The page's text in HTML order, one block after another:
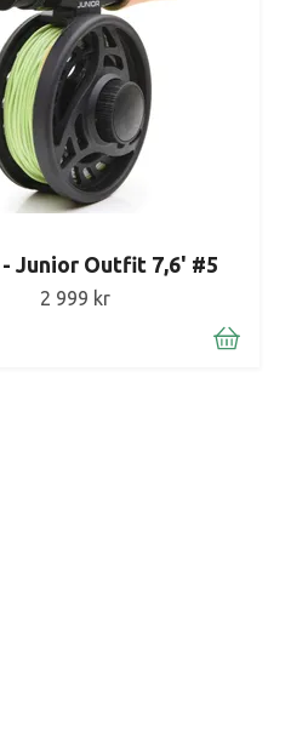
Junior Outfit 7,6' #5
2 999 kr